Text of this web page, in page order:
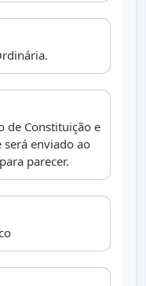
de Constituição e
será enviado ao
parecer.